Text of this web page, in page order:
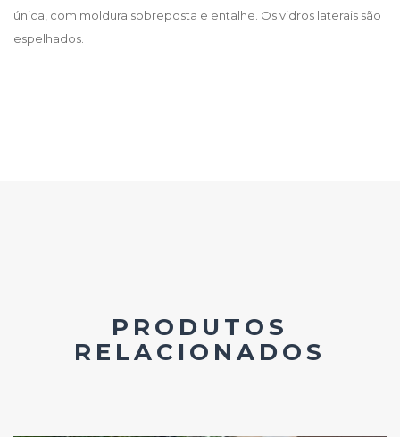
única, com moldura sobreposta e entalhe. Os vidros laterais são
espelhados.
PRODUTOS
RELACIONADOS